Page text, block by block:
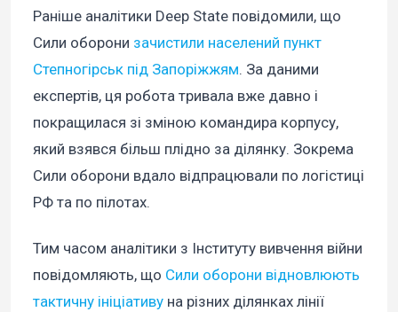
Раніше аналітики Deep State повідомили, що
Сили оборони зачистили населений пункт
Степногірськ під Запоріжжям. За даними
експертів, ця робота тривала вже давно і
покращилася зі зміною командира корпусу,
який взявся більш плідно за ділянку. Зокрема
Сили оборони вдало відпрацювали по логістиці
РФ та по пілотах.
Тим часом аналітики з Інституту вивчення війни
повідомляють, що Сили оборони відновлюють
тактичну ініціативу на різних ділянках лінії